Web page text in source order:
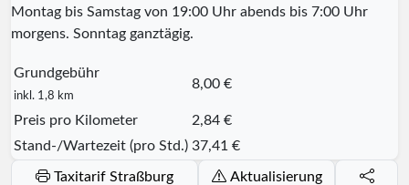
Montag bis Samstag von 19:00 Uhr abends bis 7:00 Uhr
morgens. Sonntag ganztägig.
Grundgebühr
inkl. 1,8 km
8,00 €
Preis pro Kilometer
2,84 €
Stand-/Wartezeit (pro Std.) 37,41 €
Taxitarif Straßburg
Aktualisierung